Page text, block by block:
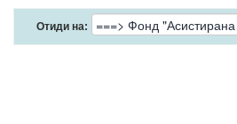
Отиди на: